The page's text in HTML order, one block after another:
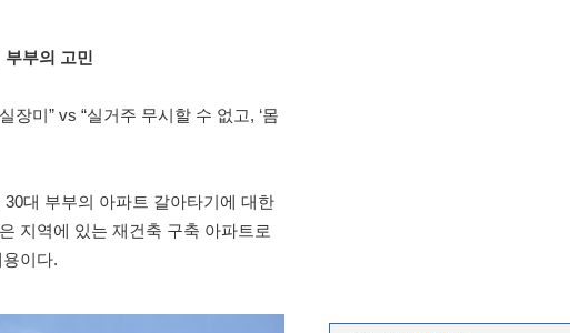
부부의 고민
장미” vs “실거주 무시할 수 없고, ‘몸
30대 부부의 아파트 갈아타기에 대한
지역에 있는 재건축 구축 아파트로
이다.